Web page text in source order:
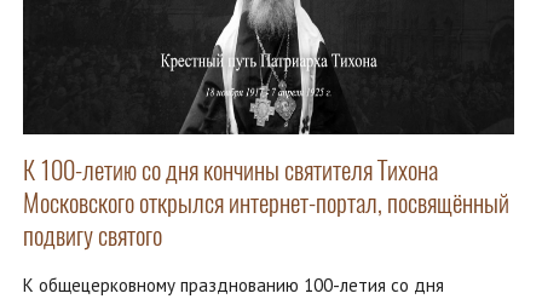
К 100-летию со дня кончины святителя Тихона
Московского открылся интернет-портал, посвящённый
подвигу святого
К общецерковному празднованию 100-летия со дня